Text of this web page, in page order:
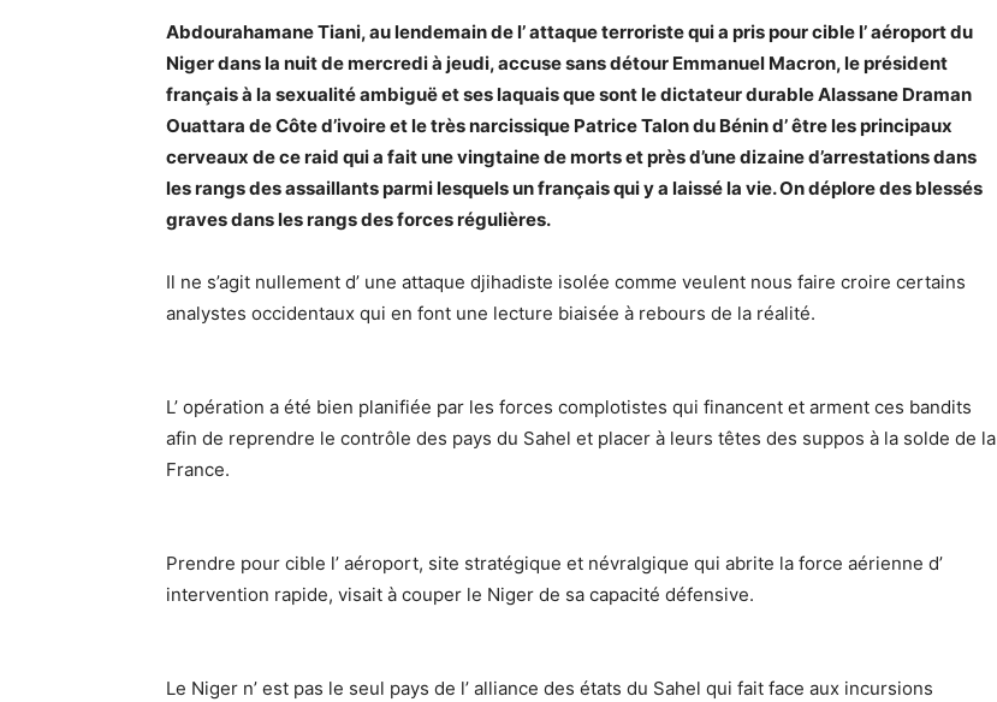
Abdourahamane Tiani, au lendemain de l’ attaque terroriste qui a pris pour cible l’ aéroport du
Niger dans la nuit de mercredi à jeudi, accuse sans détour Emmanuel Macron, le président
français à la sexualité ambiguë et ses laquais que sont le dictateur durable Alassane Draman
Ouattara de Côte d’ivoire et le très narcissique Patrice Talon du Bénin d’ être les principaux
cerveaux de ce raid qui a fait une vingtaine de morts et près d’une dizaine d’arrestations dans
les rangs des assaillants parmi lesquels un français qui y a laissé la vie. On déplore des blessés
graves dans les rangs des forces régulières.
Il ne s’agit nullement d’ une attaque djihadiste isolée comme veulent nous faire croire certains
analystes occidentaux qui en font une lecture biaisée à rebours de la réalité.
L’ opération a été bien planifiée par les forces complotistes qui financent et arment ces bandits
afin de reprendre le contrôle des pays du Sahel et placer à leurs têtes des suppos à la solde de la
France.
Prendre pour cible l’ aéroport, site stratégique et névralgique qui abrite la force aérienne d’
intervention rapide, visait à couper le Niger de sa capacité défensive.
Le Niger n’ est pas le seul pays de l’ alliance des états du Sahel qui fait face aux incursions